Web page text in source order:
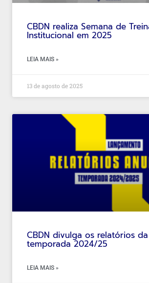
CBDN realiza Semana de
Institucional em 2025
LEIA MAIS »
13 de agosto de 2025
CBDN divulga os relatórios da
temporada 2024/25
LEIA MAIS »